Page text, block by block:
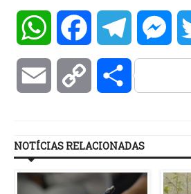
WhatsAppFacebookTelegram
Email Copy
NOTÍCIAS RELACIONADAS